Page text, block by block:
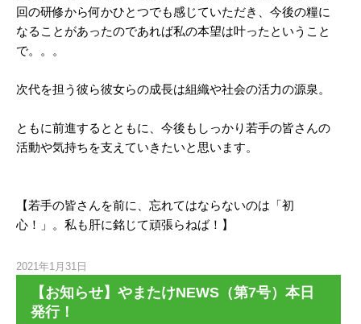
回の研修から何かひとつでも感じていただき、今後の糧に
なることがあったのであれば私の本望は叶ったということ
で。。。
次代を担う彼ら彼女らの成長は組織や社会の活力の源泉。
ともに前進するとともに、今後もしっかり若手の皆さんの
活動や気持ちを支えていきたいと思います。
【若手の皆さんを前に、忘れてはならないのは「初
心！」。私も肝に銘じて頑張らねば！】
2021年1月31日
【お知らせ】やまたけNEWS（第7号）本日
発行！